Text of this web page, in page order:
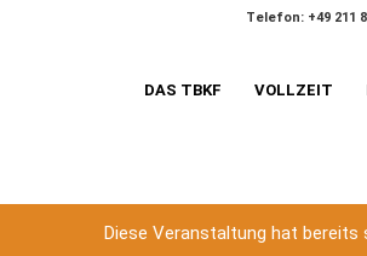
Telefon: +49 211
DAS TBKF VOLLZEIT
Diese Veranstaltung hat